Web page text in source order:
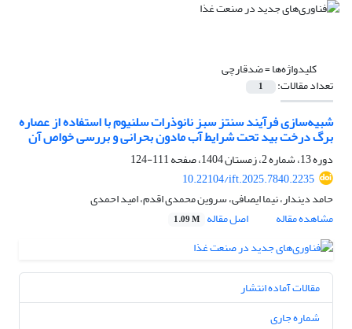
کلیدواژه‌ها =ضدقارچی
تعداد مقالات: 1
شبیه‌سازی فرآیند سنتز سبز نانوذرات سلنیوم با استفاده از عصاره
برگ درخت بید تحت شرایط آب مادون بحرانی و بررسی خواص آن
دوره 13، شماره 2، زمستان 1404، صفحه
111-124
10.22104/ift.2025.7840.2235
حامد دیندار، نیما ایصافی، سروین محمدی اقدم، امید احمدی
مشاهده مقاله
اصل مقاله 1.09 M
مقالات آماده انتشار
شماره جاری